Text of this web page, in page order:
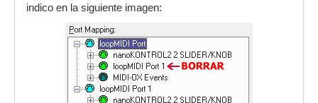
indico en la siguiente imagen: